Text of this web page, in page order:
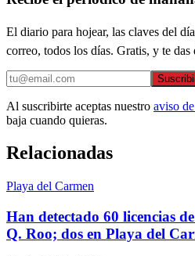
El diario para hojear, las claves del
correo, todos los días. Gratis, y te
Al suscribirte aceptas nuestro aviso
baja cuando quieras.
Relacionadas
Playa del Carmen
Han detectado 60 licencias
Q. Roo; dos en Playa del